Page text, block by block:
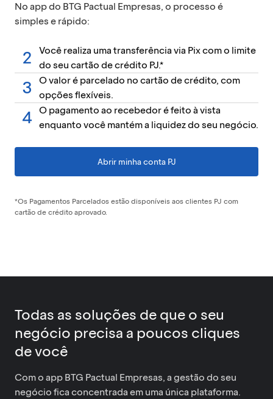
No app do BTG Pactual Empresas, o processo é
simples e rápido:
Você realiza uma transferência via Pix com o limite
do seu cartão de crédito PJ.*
O valor é parcelado no cartão de crédito, com
opções flexíveis.
O pagamento ao recebedor é feito à vista
enquanto você mantém a liquidez do seu negócio.
Abrir minha conta PJ
*Os Pagamentos Parcelados estão disponíveis aos clientes PJ com
cartão de crédito aprovado.
Todas as soluções de que o seu
negócio precisa a poucos cliques
de você
Com o app BTG Pactual Empresas, a gestão do seu
negócio fica concentrada em uma única plataforma.